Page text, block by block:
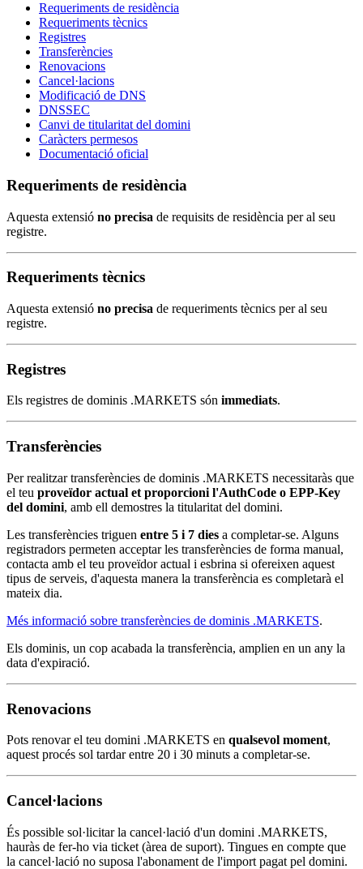
Requeriments de residència
Requeriments tècnics
Registres
Transferències
Renovacions
Cancel·lacions
Modificació de DNS
DNSSEC
Canvi de titularitat del domini
Caràcters permesos
Documentació oficial
Requeriments de residència
Aquesta extensió no precisa de requisits de residència per al seu
registre.
Requeriments tècnics
Aquesta extensió no precisa de requeriments tècnics per al seu
registre.
Registres
Els registres de dominis .MARKETS són immediats.
Transferències
Per realitzar transferències de dominis .MARKETS necessitaràs que
el teu proveïdor actual et proporcioni l'AuthCode o EPP-Key
del domini, amb ell demostres la titularitat del domini.
Les transferències triguen entre 5 i 7 dies a completar-se. Alguns
registradors permeten acceptar les transferències de forma manual,
contacta amb el teu proveïdor actual i esbrina si ofereixen aquest
tipus de serveis, d'aquesta manera la transferència es completarà el
mateix dia.
Més informació sobre transferències de dominis .MARKETS.
Els dominis, un cop acabada la transferència, amplien en un any la
data d'expiració.
Renovacions
Pots renovar el teu domini .MARKETS en qualsevol moment,
aquest procés sol tardar entre 20 i 30 minuts a completar-se.
Cancel·lacions
És possible sol·licitar la cancel·lació d'un domini .MARKETS,
hauràs de fer-ho via ticket (àrea de suport). Tingues en compte que
la cancel·lació no suposa l'abonament de l'import pagat pel domini.